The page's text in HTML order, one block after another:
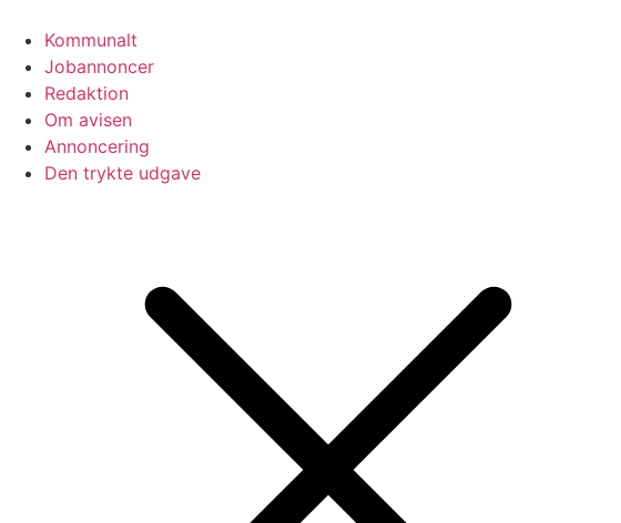
indhold
Kommunalt
Jobannoncer
Redaktion
Om avisen
Annoncering
Den trykte udgave